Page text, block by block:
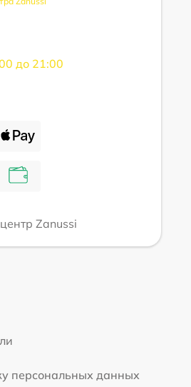
до 21:00
Zanussi
персональных данных